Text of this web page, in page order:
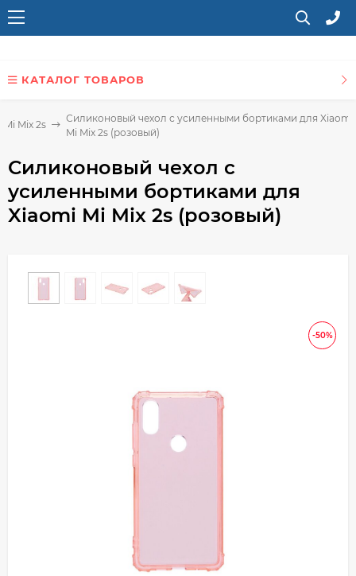
КАТАЛОГ ТОВАРОВ
Mix 2s
Силиконовый чехол с усиленными бортиками для Xiaomi
Mi Mix 2s (розовый)
Силиконовый чехол с
усиленными бортиками для
Xiaomi Mi Mix 2s (розовый)
-50%